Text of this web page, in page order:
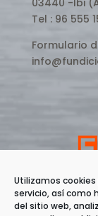
Utilizamos
servicio, así como
del sitio web,
Tel : 96 555
Formulario